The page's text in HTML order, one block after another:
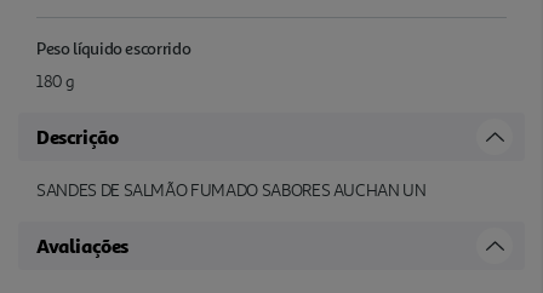
Peso líquido escorrido
180 g
Descrição
SANDES DE SALMÃO FUMADO SABORES AUCHAN UN
Avaliações